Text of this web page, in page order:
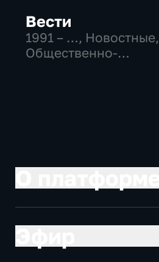
Вести
1991 – …, Новостные,
Общественно-